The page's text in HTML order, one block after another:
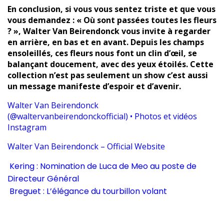
En conclusion, si vous vous sentez triste et que vous
vous demandez : « Où sont passées toutes les fleurs
? », Walter Van Beirendonck vous invite à regarder
en arrière, en bas et en avant. Depuis les champs
ensoleillés, ces fleurs nous font un clin d’œil, se
balançant doucement, avec des yeux étoilés. Cette
collection n’est pas seulement un show c’est aussi
un message manifeste d’espoir et d’avenir.
Walter Van Beirendonck
(@waltervanbeirendonckofficial) • Photos et vidéos
Instagram
Walter Van Beirendonck – Official Website
Kering : Nomination de Luca de Meo au poste de
Directeur Général
Breguet : L’élégance du tourbillon volant